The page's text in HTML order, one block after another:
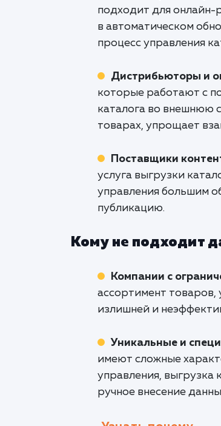
подходит для
в автоматическом
процесс управления
Дистрибьюторы и
которые работают с
каталога во внешнюю
товарах, упрощает
Поставщики
услуга выгрузки
управления большим
публикацию.
Кому не подходит
Компании с
ассортимент товаров,
излишней и
Уникальные и
имеют сложные
управления,
ручное внесение